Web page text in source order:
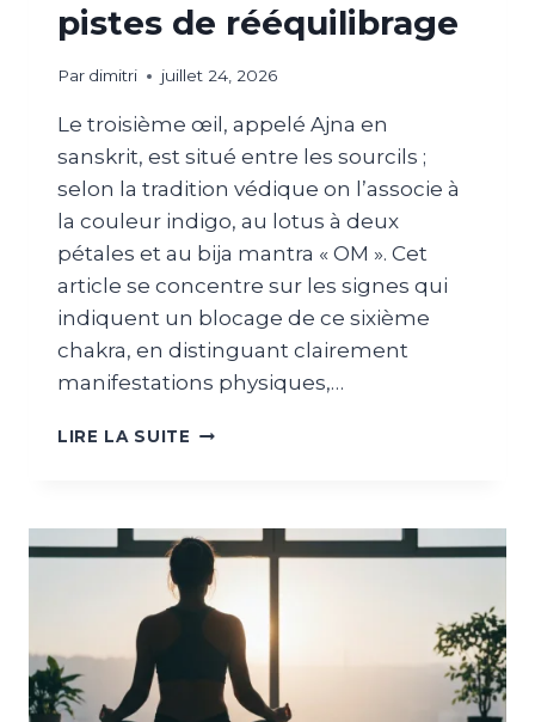
pistes de rééquilibrage
Par dimitri juillet 24, 2026
Le troisième œil, appelé Ajna en
sanskrit, est situé entre les sourcils ;
selon la tradition védique on l’associe à
la couleur indigo, au lotus à deux
pétales et au bija mantra « OM ». Cet
article se concentre sur les signes qui
indiquent un blocage de ce sixième
chakra, en distinguant clairement
manifestations physiques,…
LIRE LA SUITE